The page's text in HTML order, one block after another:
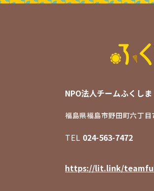
NPO法人チームふくしま
福島県福島市野田町六丁目
TEL 024-563-7472
https://lit.link/